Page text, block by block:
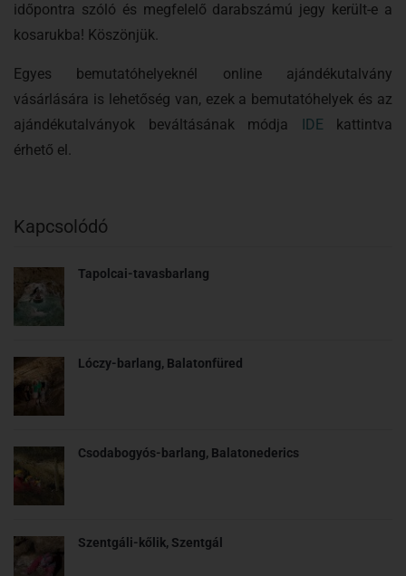
időpontra szóló és megfelelő darabszámú jegy került-e a
kosarukba! Köszönjük.
Egyes bemutatóhelyeknél online ajándékutalvány
vásárlására is lehetőség van, ezek a bemutatóhelyek és az
ajándékutalványok beváltásának módja
IDE kattintva
érhető el.
Kapcsolódó
Tapolcai-tavasbarlang
Lóczy-barlang, Balatonfüred
Csodabogyós-barlang, Balatonederics
Szentgáli-kőlik, Szentgál